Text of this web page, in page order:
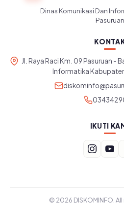
Dinas Komunikasi Dan
Pasuruan
Jl. Raya Raci Km. 09 Pasuruan -
Informatika Kabupaten
IKUTI
© 2026 DISKOMINFO.